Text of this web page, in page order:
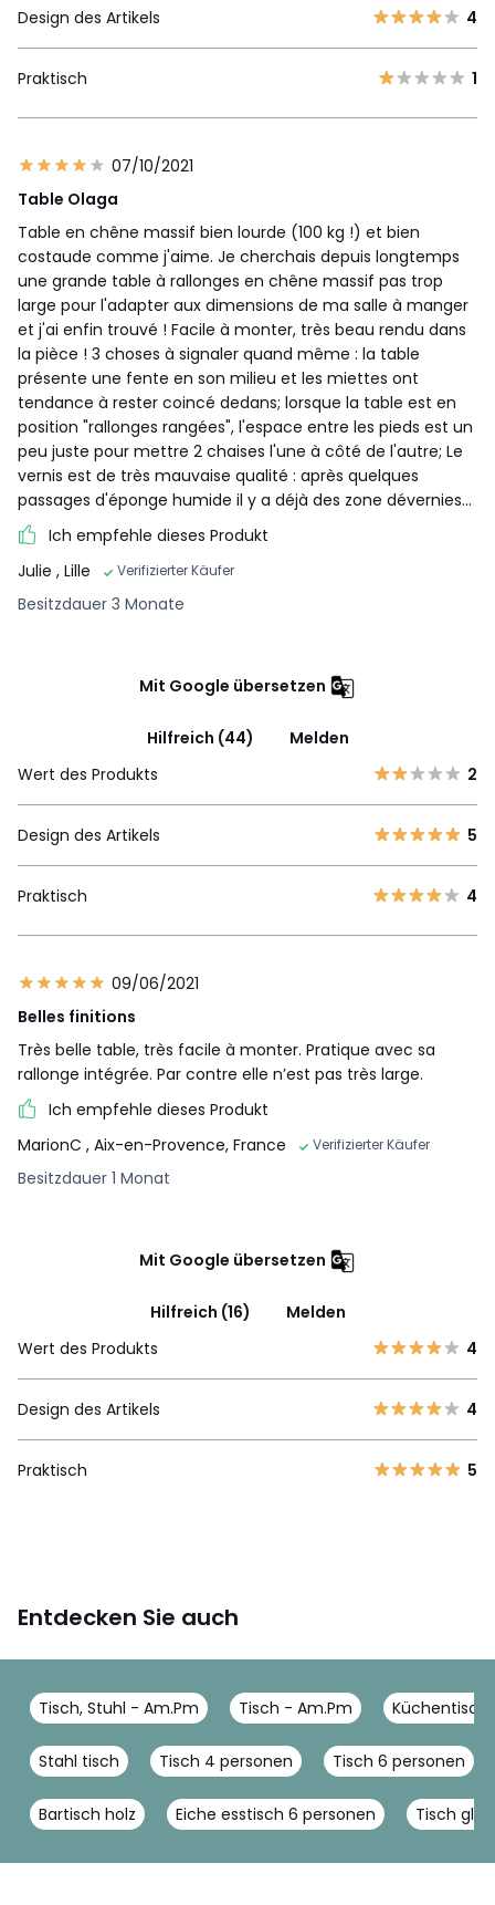
Design des Artikels 4
Praktisch 1
07/10/2021
Table Olaga
Table en chêne massif bien lourde (100 kg !) et bien
costaude comme j'aime. Je cherchais depuis longtemps
une grande table à rallonges en chêne massif pas trop
large pour l'adapter aux dimensions de ma salle à manger
et j'ai enfin trouvé ! Facile à monter, très beau rendu dans
la pièce ! 3 choses à signaler quand même : la table
présente une fente en son milieu et les miettes ont
tendance à rester coincé dedans; lorsque la table est en
position "rallonges rangées", l'espace entre les pieds est un
peu juste pour mettre 2 chaises l'une à côté de l'autre; Le
vernis est de très mauvaise qualité : après quelques
passages d'éponge humide il y a déjà des zone dévernies...
Ich empfehle dieses Produkt
Julie , Lille Verifizierter Käufer
Besitzdauer 3 Monate
Mit Google übersetzen
Hilfreich (44)
Melden
Wert des Produkts
2
Design des Artikels 5
Praktisch 4
09/06/2021
Belles finitions
Très belle table, très facile à monter. Pratique avec sa
rallonge intégrée. Par contre elle n’est pas très large.
Ich empfehle dieses Produkt
MarionC , Aix-en-Provence, France Verifizierter Käufer
Besitzdauer 1 Monat
Mit Google übersetzen
Hilfreich (16)
Melden
Wert des Produkts
4
Design des Artikels 4
Praktisch 5
Entdecken Sie auch
Tisch, Stuhl - Am.Pm Tisch - Am.Pm Küchentisch
Stahl tisch Tisch 4 personen Tisch 6 personen
Bartisch holz Eiche esstisch 6 personen Tisch glas